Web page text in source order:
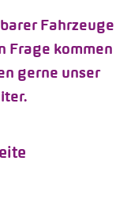
Fahrzeuge
Frage kommen
gerne unser